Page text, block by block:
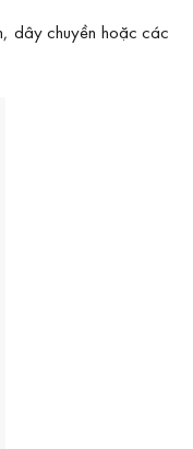
dây chuyền hoặc các